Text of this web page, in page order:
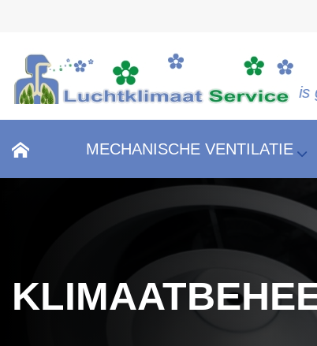
"Schone lucht is gezonde
MECHANISCHE VENTILATIE